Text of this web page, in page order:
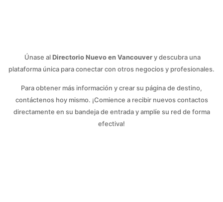
Únase alDirectorio Nuevo en Vancouvery descubra una
plataforma única para conectar con otros negocios y profesionales.
Para obtener más información y crear su página de destino,
contáctenos hoy mismo. ¡Comience a recibir nuevos contactos
directamente en su bandeja de entrada y amplíe su red de forma
efectiva!